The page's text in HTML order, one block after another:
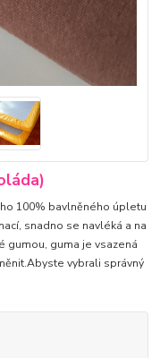
100% bavlněného úpletu
snadno se navléká a na
gumou, guma je vsazená
vybrali správný